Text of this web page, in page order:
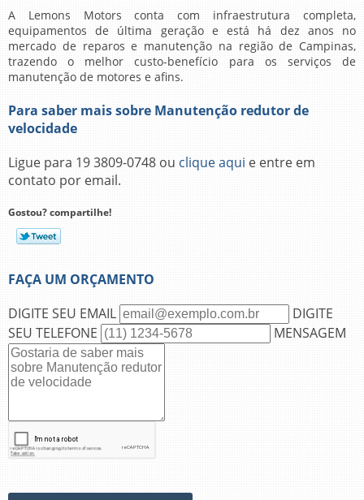
A Lemons Motors conta com infraestrutura completa,
equipamentos de última geração e está há dez anos no
mercado de reparos e manutenção na região de Campinas,
trazendo o melhor custo-benefício para os serviços de
manutenção de motores e afins.
Para saber mais sobre Manutenção redutor de
velocidade
Ligue para 19 3809-0748 ou clique aqui e entre em
contato por email.
Gostou? compartilhe!
FAÇA UM ORÇAMENTO
DIGITE SEU EMAIL
DIGITE
SEU TELEFONE
MENSAGEM